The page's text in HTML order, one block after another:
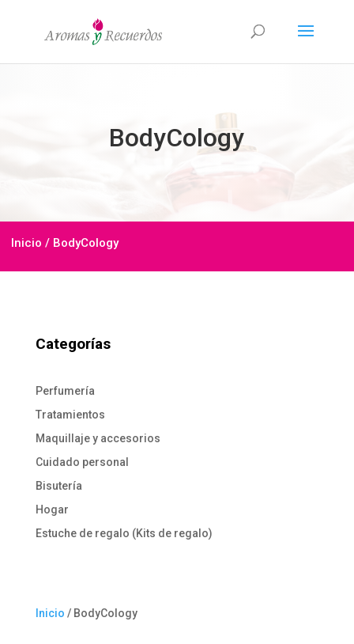
BodyCology
Inicio / BodyCology
Categorías
Perfumería
Tratamientos
Maquillaje y accesorios
Cuidado personal
Bisutería
Hogar
Estuche de regalo (Kits de regalo)
Inicio / BodyCology